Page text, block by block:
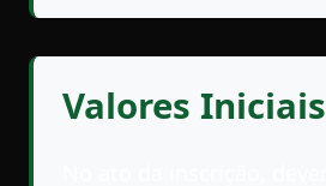
Valores Iniciais